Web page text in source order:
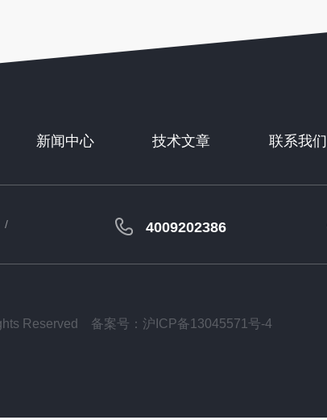
新闻中心 技术文章 联系我们
4009202386
Reserved 备案号：沪ICP备13045571号-4